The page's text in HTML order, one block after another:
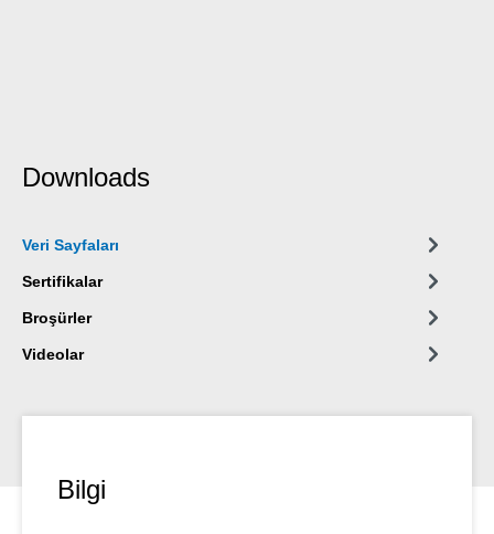
Downloads
Veri Sayfaları
Sertifikalar
Broşürler
Videolar
Bilgi